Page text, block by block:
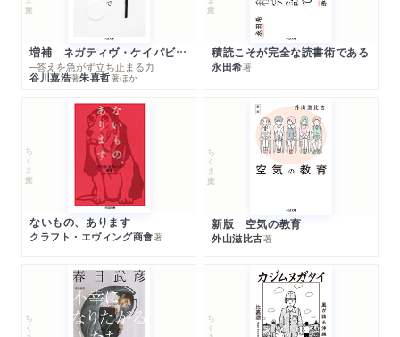
増補 ネガティヴ・ケイパビリティで生きる
─答えを急がず立ち止まる力
谷川嘉浩著朱喜哲著ほか
積読こそが完全な読書術である
永田希著
ちくま文庫
ないもの、あります
クラフト・エヴィング商會著
ちくま文庫
新版 空気の教育
外山滋比古著
ちくま文庫 ちくま文庫